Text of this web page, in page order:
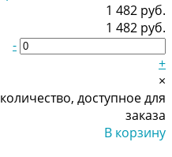
1 482 руб.
1 482 руб.
-
+
×
доступное для
заказа
В корзину